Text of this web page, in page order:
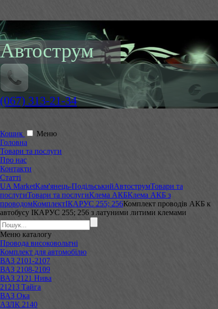
Автострум
(067) 313-21-34
Кошик
Меню
Головна
Товари та послуги
Про нас
Контакти
Статті
UA MarketКам'янець-ПодільськийАвтострумТовари та
послугиТовари та послугиКлема АКБКлема АКБ з
проводомКомплектІКАРУС 255; 256Комплект проводів АКБ к
автобусу ІКАРУС 255; 256 з латуними литими клемами
Меню каталогу
Провода високовольтні
Комплект для автомобілю
ВАЗ 2101-2107
ВАЗ 2108-2109
ВАЗ 2121 Нива
21213 Тайга
ВАЗ Ока
АЗЛК 2140